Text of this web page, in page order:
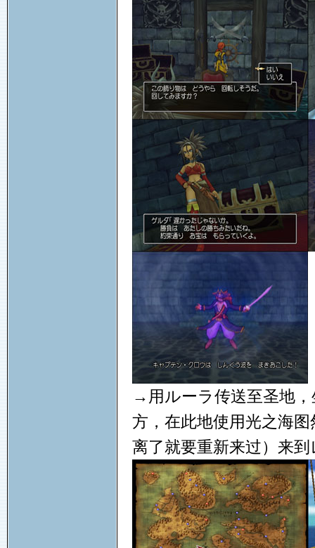
→用ルーラ传送至圣地，
方，在此地使用光之海
离了就要重新来过）来